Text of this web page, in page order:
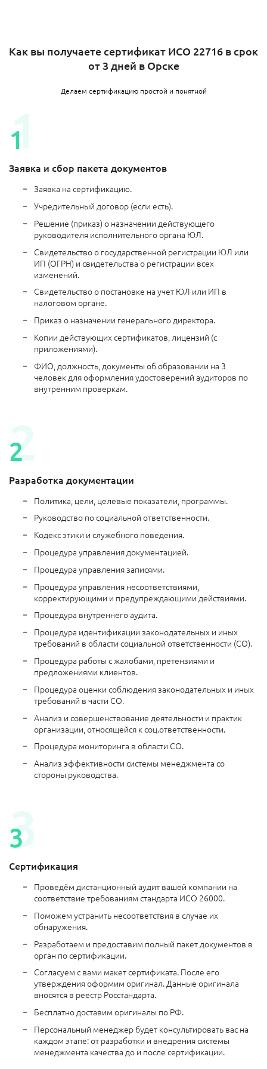
Как вы получаете сертификат ИСО 22716 в срок
от 3 дней в Орске
Делаем сертификацию простой и понятной
Заявка и сбор пакета документов
Заявка на сертификацию.
Учредительный договор (если есть).
Решение (приказ) о назначении действующего
руководителя исполнительного органа ЮЛ.
Свидетельство о государственной регистрации ЮЛ или
ИП (ОГРН) и свидетельства о регистрации всех
изменений.
Свидетельство о постановке на учет ЮЛ или ИП в
налоговом органе.
Приказ о назначении генерального директора.
Копии действующих сертификатов, лицензий (с
приложениями).
ФИО, должность, документы об образовании на 3
человек для оформления удостоверений аудиторов по
внутренним проверкам.
Разработка документации
Политика, цели, целевые показатели, программы.
Руководство по социальной ответственности.
Кодекс этики и служебного поведения.
Процедура управления документацией.
Процедура управления записями.
Процедура управления несоответствиями,
корректирующими и предупреждающими действиями.
Процедура внутреннего аудита.
Процедура идентификации законодательных и иных
требований в области социальной ответственности (СО).
Процедура работы с жалобами, претензиями и
предложениями клиентов.
Процедура оценки соблюдения законодательных и иных
требований в части СО.
Анализ и совершенствование деятельности и практик
организации, относящейся к соц.ответственности.
Процедура мониторинга в области СО.
Анализ эффективности системы менеджмента со
стороны руководства.
Сертификация
Проведём дистанционный аудит вашей компании на
соответствие требованиям стандарта ИСО 26000.
Поможем устранить несоответствия в случае их
обнаружения.
Разработаем и предоставим полный пакет документов в
орган по сертификации.
Согласуем с вами макет сертификата. После его
утверждения оформим оригинал. Данные оригинала
вносятся в реестр Росстандарта.
Бесплатно доставим оригиналы по РФ.
Персональный менеджер будет консультировать вас на
каждом этапе: от разработки и внедрения системы
менеджмента качества до и после сертификации.